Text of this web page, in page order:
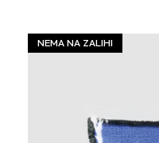
NEMA NA ZALIHI